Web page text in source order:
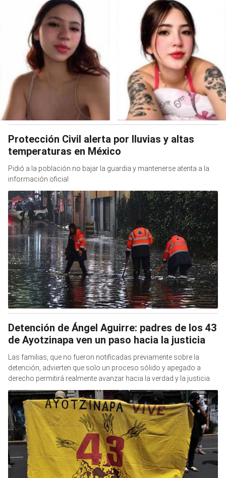
Protección Civil alerta por lluvias y altas
temperaturas en México
Pidió a la población no bajar la guardia y mantenerse atenta a la
información oficial
Detención de Ángel Aguirre: padres de los 43
de Ayotzinapa ven un paso hacia la justicia
Las familias, que no fueron notificadas previamente sobre la
detención, advierten que solo un proceso sólido y apegado a
derecho permitirá realmente avanzar hacia la verdad y la justicia